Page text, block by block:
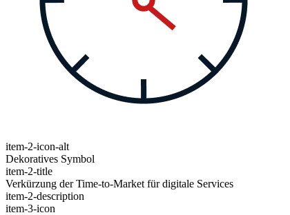
item-2-icon-alt
Dekoratives Symbol
item-2-title
Verkürzung der Time-to-Market für digitale Services
item-2-description
item-3-icon